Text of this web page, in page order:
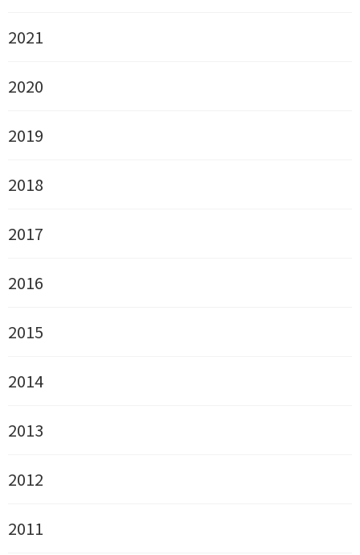
2021
2020
2019
2018
2017
2016
2015
2014
2013
2012
2011